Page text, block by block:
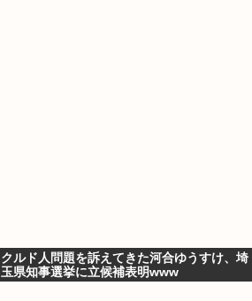
クルド人問題を訴えてきた河合ゆうすけ、埼
玉県知事選挙に立候補表明www